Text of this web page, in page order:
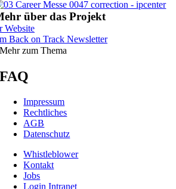
über das Projekt
Website
Back on Track Newsletter
Mehr zum Thema
FAQ
Impressum
Rechtliches
AGB
Datenschutz
Whistleblower
Kontakt
Jobs
Login Intranet